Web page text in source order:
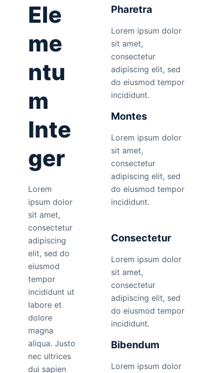
Ele
me
ntu
m
Inte
ger
Lorem
ipsum dolor
sit amet,
consectetur
adipiscing
elit, sed do
eiusmod
tempor
incididunt ut
labore et
dolore
magna
aliqua. Justo
nec ultrices
dui sapien
Pharetra
Lorem ipsum dolor
sit amet,
consectetur
adipiscing elit, sed
do eiusmod tempor
incididunt.
Montes
Lorem ipsum dolor
sit amet,
consectetur
adipiscing elit, sed
do eiusmod tempor
incididunt.
Consectetur
Lorem ipsum dolor
sit amet,
consectetur
adipiscing elit, sed
do eiusmod tempor
incididunt.
Bibendum
Lorem ipsum dolor